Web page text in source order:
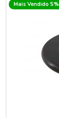
Mais Vendido 5%